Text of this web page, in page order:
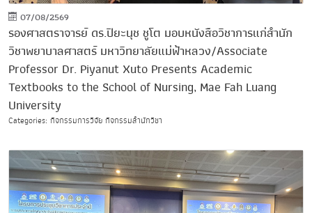
07/08/2569
รองศาสตราจารย์ ดร.ปิยะนุช ชูโต มอบหนังสือวิชาการแก่สำนัก
วิชาพยาบาลศาสตร์ มหาวิทยาลัยแม่ฟ้าหลวง/Associate
Professor Dr. Piyanut Xuto Presents Academic
Textbooks to the School of Nursing, Mae Fah Luang
University
Categories: กิจกรรมการวิจัย กิจกรรมสำนักวิชา